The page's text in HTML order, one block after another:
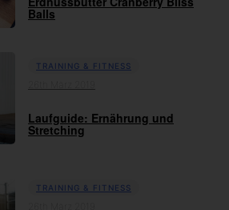
Balls
TRAINING & FITNESS
Laufguide: Ernährung und
Stretching
TRAINING & FITNESS